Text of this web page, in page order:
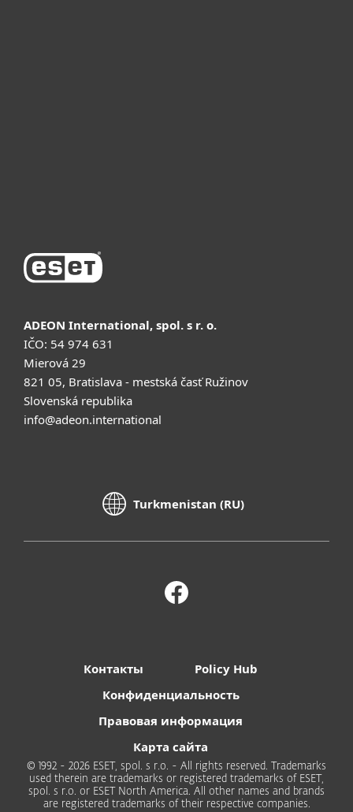
ADEON International, spol. s r. o.
IČO: 54 974 631
Mierová 29
821 05, Bratislava - mestská časť Ružinov
Slovenská republika
info@adeon.international
Turkmenistan (RU)
Контакты
Policy Hub
Конфиденциальность
Правовая информация
Карта сайта
© 1992 - 2026 ESET, spol. s r.o. - All rights reserved. Trademarks
used therein are trademarks or registered trademarks of ESET,
spol. s r.o. or ESET North America. All other names and brands
are registered trademarks of their respective companies.